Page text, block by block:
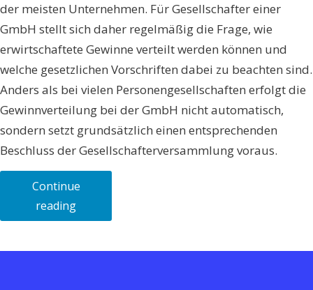
der meisten Unternehmen. Für Gesellschafter einer
GmbH stellt sich daher regelmäßig die Frage, wie
erwirtschaftete Gewinne verteilt werden können und
welche gesetzlichen Vorschriften dabei zu beachten sind.
Anders als bei vielen Personengesellschaften erfolgt die
Gewinnverteilung bei der GmbH nicht automatisch,
sondern setzt grundsätzlich einen entsprechenden
Beschluss der Gesellschafterversammlung voraus.
Continue
reading„Gewinnverteilung
in